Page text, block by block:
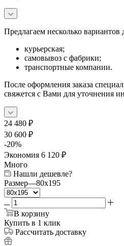
Предлагаем несколько вариантов
курьерская;
самовывоз с фабрики;
транспортные компании.
После оформления заказа
свяжется с Вами для уточнения
24 480 ₽
30 600 ₽
-20%
Экономия 6 120 ₽
Много
Нашли дешевле?
Размер—80x195
В корзину
Купить в 1 клик
Рассчитать доставку